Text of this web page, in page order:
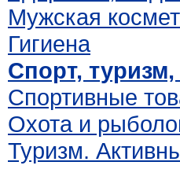
Мужская
Гигиена
Спорт,
Спортивные
Охота и
Туризм.